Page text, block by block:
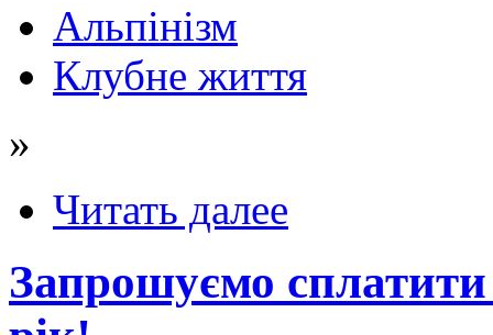
Альпінізм
Клубне життя
»
Читать далее
Запрошуємо